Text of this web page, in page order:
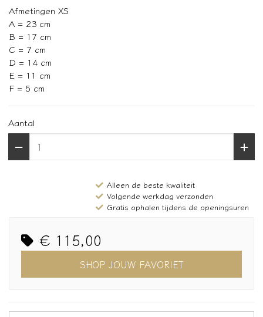
Afmetingen XS
A = 23 cm
B = 17 cm
C = 7 cm
D = 14 cm
E = 11 cm
F = 5 cm
Aantal
Alleen de beste kwaliteit
Volgende werkdag verzonden
Gratis ophalen tijdens de openingsuren
€ 115,00
SHOP JOUW FAVORIET